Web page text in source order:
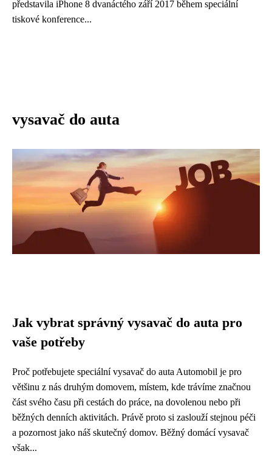
představila iPhone 8 dvanáctého září 2017 během speciální
tiskové konference...
vysavač do auta
Jak vybrat správný vysavač do auta pro
vaše potřeby
Proč potřebujete speciální vysavač do auta Automobil je pro
většinu z nás druhým domovem, místem, kde trávíme značnou
část svého času při cestách do práce, na dovolenou nebo při
běžných denních aktivitách. Právě proto si zaslouží stejnou péči
a pozornost jako náš skutečný domov. Běžný domácí vysavač
však...